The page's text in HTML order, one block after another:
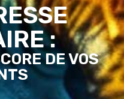
:
DE VOS